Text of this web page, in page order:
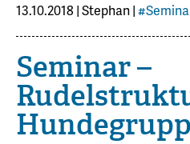
13.10.2018 |Stephan|
Seminar –